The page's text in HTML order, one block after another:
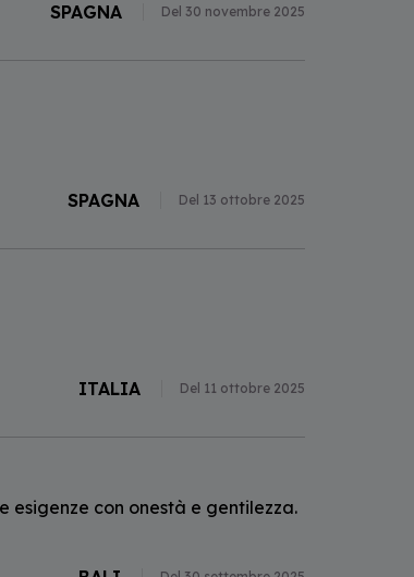
SPAGNA Del 30 novembre 2025
SPAGNA Del 13 ottobre 2025
ITALIA Del 11 ottobre 2025
esigenze con onestà e gentilezza.